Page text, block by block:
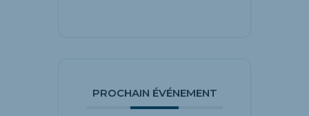
PROCHAIN ÉVÉNEMENT